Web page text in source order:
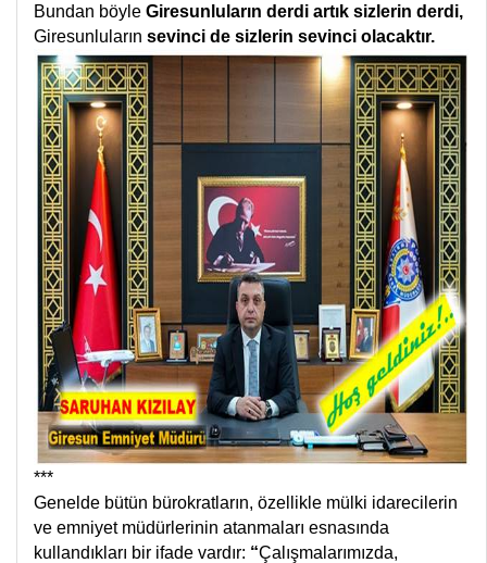
Bundan böyle Giresunluların derdi artık sizlerin derdi,
Giresunluların sevinci de sizlerin sevinci olacaktır.
***
Genelde bütün bürokratların, özellikle mülki idarecilerin
ve emniyet müdürlerinin atanmaları esnasında
kullandıkları bir ifade vardır: “Çalışmalarımızda,